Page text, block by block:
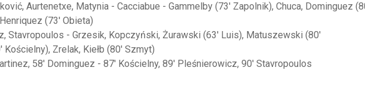
Aurtenetxe, Matynia - Cacciabue - Gammelby (73' Zapolnik), Chuca, Dominguez
(73' Obieta)
Stavropoulos - Grzesik, Kopczyński, Żurawski (63' Luis), Matuszewski (80'
Zrelak, Kiełb (80' Szmyt)
58' Dominguez - 87' Kościelny, 89' Pleśnierowicz, 90' Stavropoulos